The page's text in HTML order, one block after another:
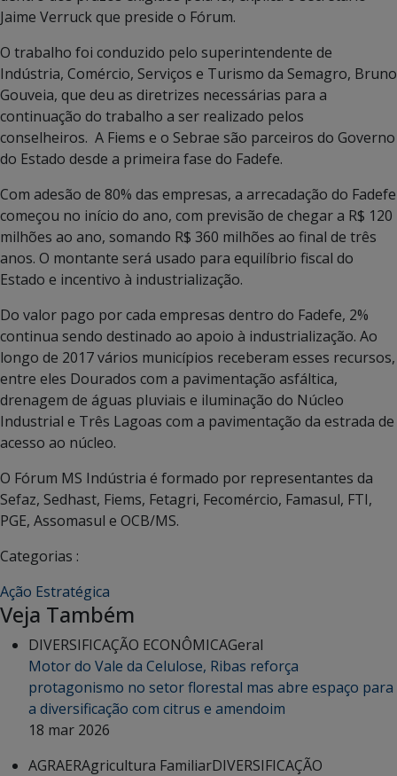
Jaime Verruck que preside o Fórum.
O trabalho foi conduzido pelo superintendente de
Indústria, Comércio, Serviços e Turismo da Semagro, Bruno
Gouveia, que deu as diretrizes necessárias para a
continuação do trabalho a ser realizado pelos
conselheiros. A Fiems e o Sebrae são parceiros do Governo
do Estado desde a primeira fase do Fadefe.
Com adesão de 80% das empresas, a arrecadação do Fadefe
começou no início do ano, com previsão de chegar a R$ 120
milhões ao ano, somando R$ 360 milhões ao final de três
anos. O montante será usado para equilíbrio fiscal do
Estado e incentivo à industrialização.
Do valor pago por cada empresas dentro do Fadefe, 2%
continua sendo destinado ao apoio à industrialização. Ao
longo de 2017 vários municípios receberam esses recursos,
entre eles Dourados com a pavimentação asfáltica,
drenagem de águas pluviais e iluminação do Núcleo
Industrial e Três Lagoas com a pavimentação da estrada de
acesso ao núcleo.
O Fórum MS Indústria é formado por representantes da
Sefaz, Sedhast, Fiems, Fetagri, Fecomércio, Famasul, FTI,
PGE, Assomasul e OCB/MS.
Categorias :
Ação Estratégica
Veja Também
DIVERSIFICAÇÃO ECONÔMICAGeral
Motor do Vale da Celulose, Ribas reforça
protagonismo no setor florestal mas abre espaço para
a diversificação com citrus e amendoim
18 mar 2026
AGRAERAgricultura FamiliarDIVERSIFICAÇÃO